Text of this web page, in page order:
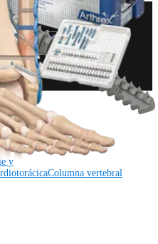
educativas
en Arthrex?
y
Columna vertebral